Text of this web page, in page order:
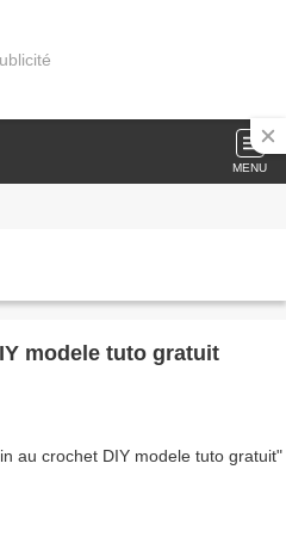
MENU
modele tuto gratuit